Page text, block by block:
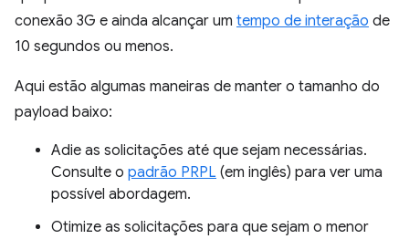
conexão 3G e ainda alcançar um tempo de interação de
10 segundos ou menos.
Aqui estão algumas maneiras de manter o tamanho do
payload baixo:
Adie as solicitações até que sejam necessárias.
Consulte o padrão PRPL (em inglês) para ver uma
possível abordagem.
Otimize as solicitações para que sejam o menor